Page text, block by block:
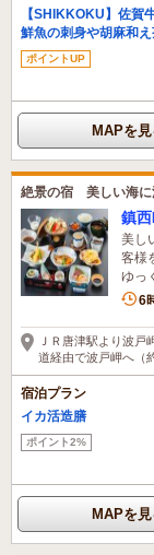
【SHIKKOKU】佐
鮮魚の刺身や胡麻和え
ポイントUP
MAPを見
絶景の宿 美しい海に
鎮
美し
客様
ゆっ
1
6
ＪＲ唐津駅より波
道経由で波戸岬へ（
宿泊プラン
イカ活造膳
ポイント2%
MAPを見